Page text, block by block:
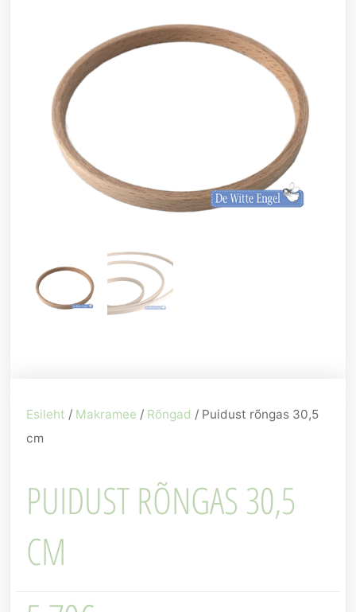
Esileht / Makramee / Rõngad / Puidust rõngas 30,5
cm
PUIDUST RÕNGAS 30,5
CM